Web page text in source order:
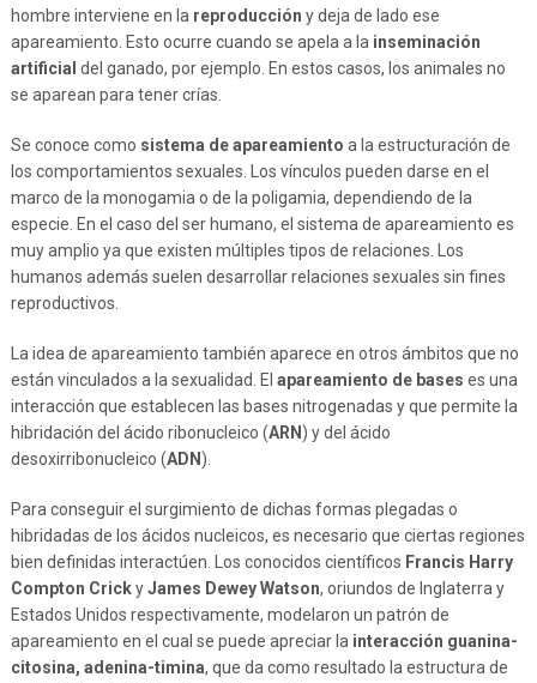
hombre interviene en la reproducción y deja de lado ese
apareamiento. Esto ocurre cuando se apela a la inseminación
artificial del ganado, por ejemplo. En estos casos, los animales no
se aparean para tener crías.
Se conoce como sistema de apareamiento a la estructuración de
los comportamientos sexuales. Los vínculos pueden darse en el
marco de la monogamia o de la poligamia, dependiendo de la
especie. En el caso del ser humano, el sistema de apareamiento es
muy amplio ya que existen múltiples tipos de relaciones. Los
humanos además suelen desarrollar relaciones sexuales sin fines
reproductivos.
La idea de apareamiento también aparece en otros ámbitos que no
están vinculados a la sexualidad. El apareamiento de bases es una
interacción que establecen las bases nitrogenadas y que permite la
hibridación del ácido ribonucleico (ARN ) y del ácido
desoxirribonucleico (ADN ).
Para conseguir el surgimiento de dichas formas plegadas o
hibridadas de los ácidos nucleicos, es necesario que ciertas regiones
bien definidas interactúen. Los conocidos científicos Francis Harry
Compton CrickyJames Dewey Watson, oriundos de Inglaterra y
Estados Unidos respectivamente, modelaron un patrón de
apareamiento en el cual se puede apreciar la interacción guanina-
citosina, adenina-timina, que da como resultado la estructura de